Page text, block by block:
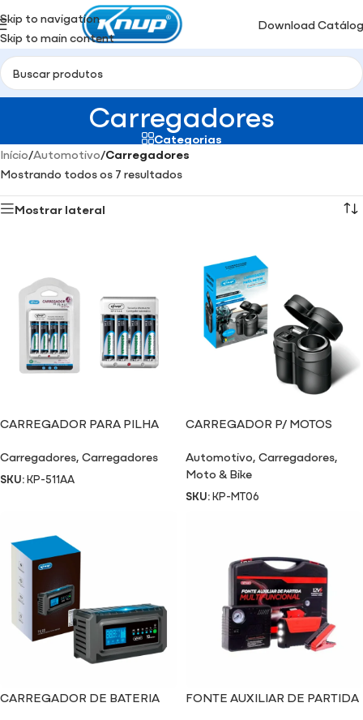
Skip to navigation
Skip to main content
Download
Carregadores
Categorias
Início/Automotivo/Carregadores
Mostrando todos os 7 resultados
Mostrar lateral
CARREGADOR PARA PILHA
Carregadores,Carregadores
SKU:KP-511AA
CARREGADOR P/ MOTOS
Automotivo,Carregadores,
Moto & Bike
SKU:KP-MT06
CARREGADOR DE BATERIA
FONTE AUXILIAR DE PARTIDA